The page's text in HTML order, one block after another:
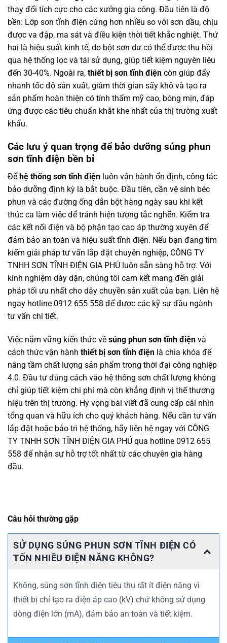
thay đổi tích cực cho các xưởng gia công. Đầu tiên là độ
bền: Lớp sơn tĩnh điện cứng hơn nhiều so với sơn dầu, chịu
được va đập, ma sát và điều kiện thời tiết khắc nghiệt. Thứ
hai là hiệu suất kinh tế, do bột sơn dư có thể được thu hồi
qua hệ thống lọc và tái sử dụng, giúp tiết kiệm nguyên liệu
đến 30-40%. Ngoài ra, thiết bị sơn tĩnh điện còn giúp đẩy
nhanh tốc độ sản xuất, giảm thời gian sấy khô và tạo ra
sản phẩm hoàn thiện có tính thẩm mỹ cao, bóng mịn, đáp
ứng được các tiêu chuẩn khắt khe nhất của thị trường xuất
khẩu.
Các lưu ý quan trọng để bảo dưỡng súng phun
sơn tĩnh điện bền bỉ
Đểhệ thống sơn tĩnh điện luôn vận hành ổn định, công tác
bảo dưỡng định kỳ là bắt buộc. Đầu tiên, cần vệ sinh béc
phun và các đường ống dẫn bột hàng ngày sau khi kết
thúc ca làm việc để tránh hiện tượng tắc nghẽn. Kiểm tra
các kết nối điện và bộ phận tạo cao áp thường xuyên để
đảm bảo an toàn và hiệu suất tĩnh điện. Nếu bạn đang tìm
kiếm giải pháp tư vấn lắp đặt chuyên nghiệp, CÔNG TY
TNHH SƠN TĨNH ĐIỆN GIA PHÚ luôn sẵn sàng hỗ trợ. Với
kinh nghiệm dày dặn, chúng tôi cam kết mang đến giải
pháp tối ưu nhất cho dây chuyền sản xuất của bạn. Liên hệ
ngay hotline 0912 655 558 để được các kỹ sư đầu ngành
tư vấn chi tiết.
Việc nắm vững kiến thức về súng phun sơn tĩnh điện và
cách thức vận hành thiết bị sơn tĩnh điện là chìa khóa để
nâng tầm chất lượng sản phẩm trong thời đại công nghiệp
4.0. Đầu tư đúng cách vào hệ thống sơn chất lượng không
chỉ giúp tiết kiệm chi phí mà còn khẳng định vị thế thương
hiệu trên thị trường. Hy vọng bài viết đã cung cấp cái nhìn
tổng quan và hữu ích cho quý khách hàng. Nếu cần tư vấn
lắp đặt hoặc bảo trì hệ thống, hãy liên hệ ngay với CÔNG
TY TNHH SƠN TĨNH ĐIỆN GIA PHÚ qua hotline 0912 655
558 để nhận sự hỗ trợ tốt nhất từ các chuyên gia hàng
đầu.
Câu hỏi thường gặp
SỬ DỤNG SÚNG PHUN SƠN TĨNH ĐIỆN CÓ
TỐN NHIỀU ĐIỆN NĂNG KHÔNG?
Không, súng sơn tĩnh điện tiêu thụ rất ít điện năng vì
thiết bị chỉ tạo ra điện áp cao (kV) chứ không sử dụng
dòng điện lớn (mA), đảm bảo an toàn và tiết kiệm.